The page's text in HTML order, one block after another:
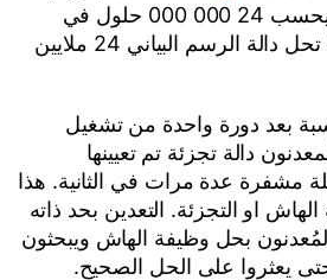
التعدين ،هذا يعني أنه يحسب 24 000 000 حلول في
الثانية. بمعنى آخر، إنها تحل دالة الرسم البياني 24 ملايين
بعد دورة واحدة من تشغيل
دالة تجزئة تم تعيينها
مشفرة عدة مرات في الثانية. هذا
او التجزئة. التعدين بحد ذاته
بحل وظيفة الهاش ويبحثون
يعثروا على الحل الصحيح.